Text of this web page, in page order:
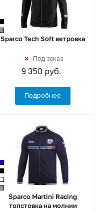
Sparco Tech Soft ветровка
Под заказ
9 350руб.
Подробнее
Sparco Martini Racing
толстовка на молнии